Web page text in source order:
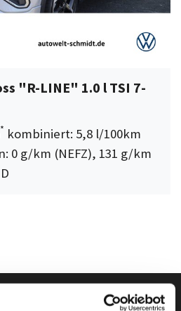
"R-LINE" 1.0 l TSI 7-
* kombiniert: 5,8 l/100km
0 g/km (NEFZ), 131 g/km